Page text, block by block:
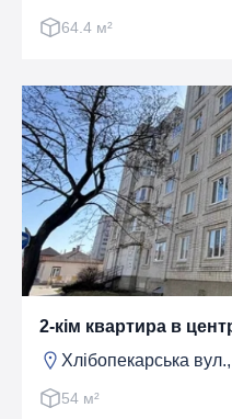
64.4 м²
2-кім квартира в
Хлібопекарська
54 м²